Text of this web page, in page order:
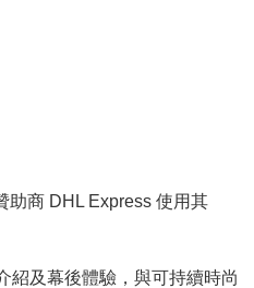
助商 DHL Express 使用其
紹及幕後體驗，與可持續時尚